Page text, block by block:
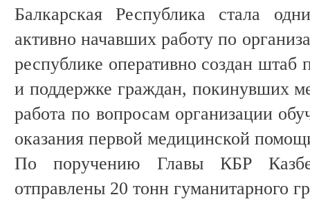
Балкарская Республика стала
активно начавших работу по
республике оперативно создан штаб
и поддержке граждан, покинувших
работа по вопросам организации
оказания первой медицинской
По поручению Главы КБР
отправлены 20 тонн гуманитарного